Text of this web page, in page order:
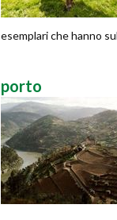
esemplari che hanno
porto